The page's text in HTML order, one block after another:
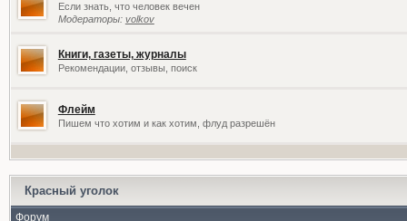
Если знать, что человек вечен
Модераторы: volkov
Книги, газеты, журналы
Рекомендации, отзывы, поиск
Флейм
Пишем что хотим и как хотим, флуд разрешён
Красный уголок
Форум